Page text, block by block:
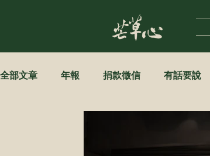
全部文章 年報 捐款徵信 有話要說